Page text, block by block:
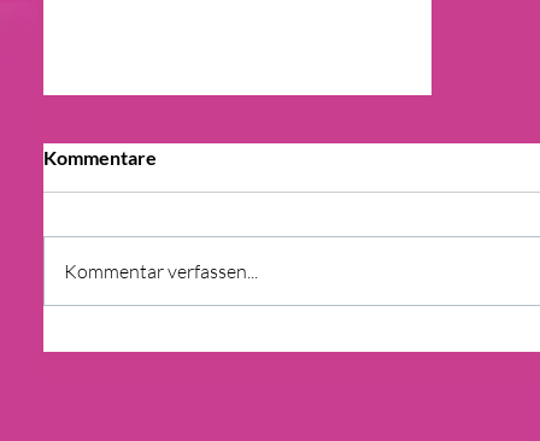
ENERGIEWENDE: Co2 STEUER
Kommentare
Kommentar verfassen...